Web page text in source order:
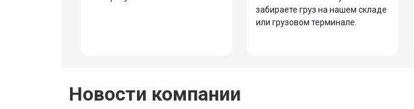
забираете груз на нашем складе
или грузовом терминале.
Новости компании